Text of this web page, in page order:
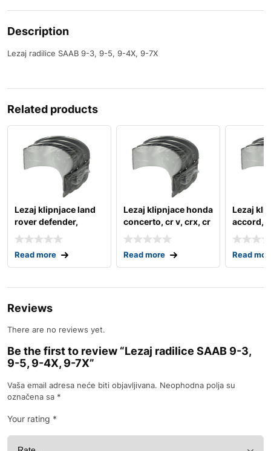
Description
Lezaj radilice SAAB 9-3, 9-5, 9-4X, 9-7X
Related products
Lezaj klipnjace land
rover defender,
discovery sport, fr
Read more
Lezaj klipnjace honda
concerto, cr v, crx, cr
z, fr v, h
Read more
Lezaj
accord,
city,
Read
Reviews
There are no reviews yet.
Be the first to review “Lezaj radilice SAAB 9-3,
9-5, 9-4X, 9-7X”
Vaša email adresa neće biti objavljivana. Neophodna polja su
označena sa *
Your rating *